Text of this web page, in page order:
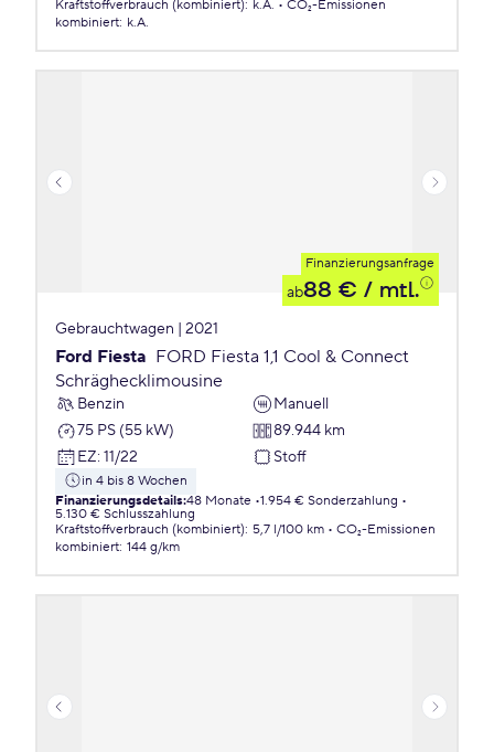
Kraftstoffverbrauch (kombiniert): k.A.
CO₂-Emissionen
kombiniert: k.A.
Finanzierungsanfrage
ab88 € / mtl.
Gebrauchtwagen | 2021
Ford Fiesta FORD Fiesta 1,1 Cool & Connect
Schräghecklimousine
Benzin
Manuell
75 PS (55 kW)
89.944 km
EZ: 11/22 Stoff
in 4 bis 8 Wochen
Finanzierungsdetails:48 Monate 1.954 € Sonderzahlung
5.130 € Schlusszahlung
Kraftstoffverbrauch (kombiniert): 5,7 l/100 km
CO₂-Emissionen
kombiniert: 144 g/km